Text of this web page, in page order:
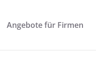
Angebote für Firmen